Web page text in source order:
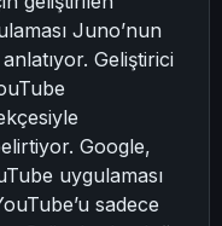
Juno’nun
anlatıyor. Geliştirici
Google,
uygulaması
sadece